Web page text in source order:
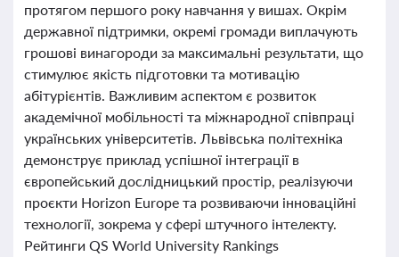
протягом першого року навчання у вишах. Окрім
державної підтримки, окремі громади виплачують
грошові винагороди за максимальні результати, що
стимулює якість підготовки та мотивацію
абітурієнтів. Важливим аспектом є розвиток
академічної мобільності та міжнародної співпраці
українських університетів. Львівська політехніка
демонструє приклад успішної інтеграції в
європейський дослідницький простір, реалізуючи
проєкти Horizon Europe та розвиваючи інноваційні
технології, зокрема у сфері штучного інтелекту.
Рейтинги QS World University Rankings